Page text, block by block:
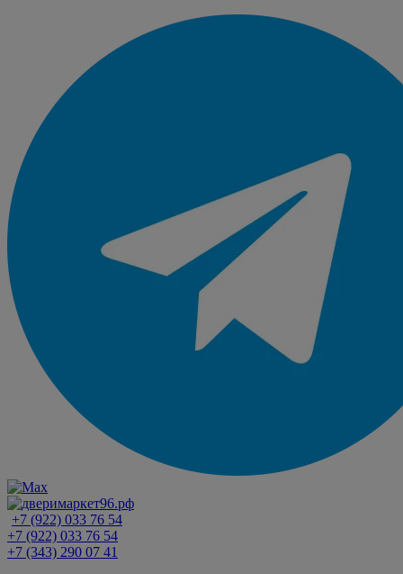
+7 (922) 033 76 54
+7 (922) 033 76 54
+7 (343) 290 07 41